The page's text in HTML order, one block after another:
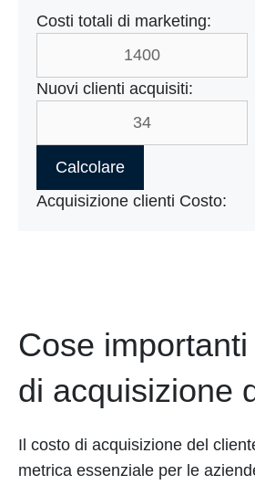
Costi totali di marketing:
Nuovi clienti acquisiti:
Calcolare
Acquisizione clienti Costo:
Cose
di acquisizione
Il costo di acquisizione del
metrica essenziale per le